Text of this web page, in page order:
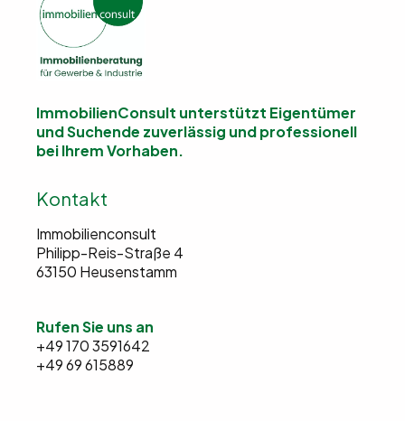
Kontakt
Immobilienconsult
Philipp-Reis-Straße 4
63150 Heusenstamm
Rufen Sie uns an
+49 170 3591642
+49 69 615889
ImmobilienConsult unterstützt Eigentümer
und Suchende zuverlässig und professionell
bei Ihrem Vorhaben.